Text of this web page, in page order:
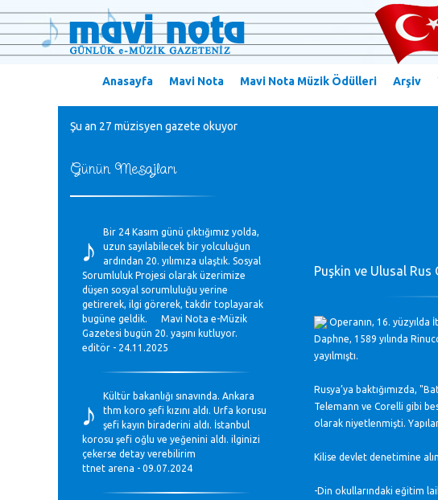
Anasayfa Mavi Nota Mavi Nota Müzik Ödülleri Arşiv
Şu an 27 müzisyen gazete okuyor
Günün Mesajları
♪
Bir 24 Kasım günü çıktığımız yolda,
uzun sayılabilecek bir yolculuğun
ardından 20. yılımıza ulaştık. Sosyal
Sorumluluk Projesi olarak üzerimize
düşen sosyal sorumluluğu yerine
getirerek, ilgi görerek, takdir toplayarak
bugüne geldik. Mavi Nota e-Müzik
Gazetesi bugün 20. yaşını kutluyor.
editör - 24.11.2025
♪
Kültür bakanlığı sınavında. Ankara
thm koro şefi kızını aldı. Urfa korusu
şefi kayın biraderini aldı. İstanbul
korosu şefi oğlu ve yeğenini aldı. ilginizi
çekerse detay verebilirim
ttnet arena - 09.07.2024
Puşkin ve Ulusal Rus
Operanın, 16. yüzyılda
Daphne, 1589 yılında
yayılmıştı.
Rusya’ya baktığımızda,
Telemann ve Corelli gibi
olarak niyetlenmişti.
Kilise devlet denetimine
-Din okullarındaki eğitim